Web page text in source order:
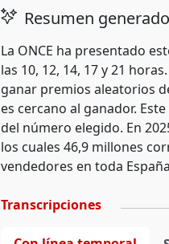
Resumen
La ONCE ha presentado
las 10, 12, 14, 17 y 21
ganar premios aleatorios
es cercano al ganador.
del número elegido. En
los cuales 46,9 millones
vendedores en toda
Transcripciones